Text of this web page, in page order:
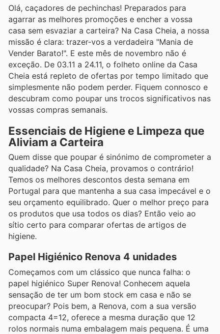
Olá, caçadores de pechinchas! Preparados para
agarrar as melhores promoções e encher a vossa
casa sem esvaziar a carteira? Na Casa Cheia, a nossa
missão é clara: trazer-vos a verdadeira "Mania de
Vender Barato!". E este mês de novembro não é
exceção. De 03.11 a 24.11, o folheto online da Casa
Cheia está repleto de ofertas por tempo limitado que
simplesmente não podem perder. Fiquem connosco e
descubram como poupar uns trocos significativos nas
vossas compras semanais.
Essenciais de Higiene e Limpeza que
Aliviam a Carteira
Quem disse que poupar é sinónimo de comprometer a
qualidade? Na Casa Cheia, provamos o contrário!
Temos os melhores descontos desta semana em
Portugal para que mantenha a sua casa impecável e o
seu orçamento equilibrado. Quer o melhor preço para
os produtos que usa todos os dias? Então veio ao
sítio certo para comparar ofertas de artigos de
higiene.
Papel Higiénico Renova 4 unidades
Começamos com um clássico que nunca falha: o
papel higiénico Super Renova! Conhecem aquela
sensação de ter um bom stock em casa e não se
preocupar? Pois bem, a Renova, com a sua versão
compacta 4=12, oferece a mesma duração que 12
rolos normais numa embalagem mais pequena. É uma